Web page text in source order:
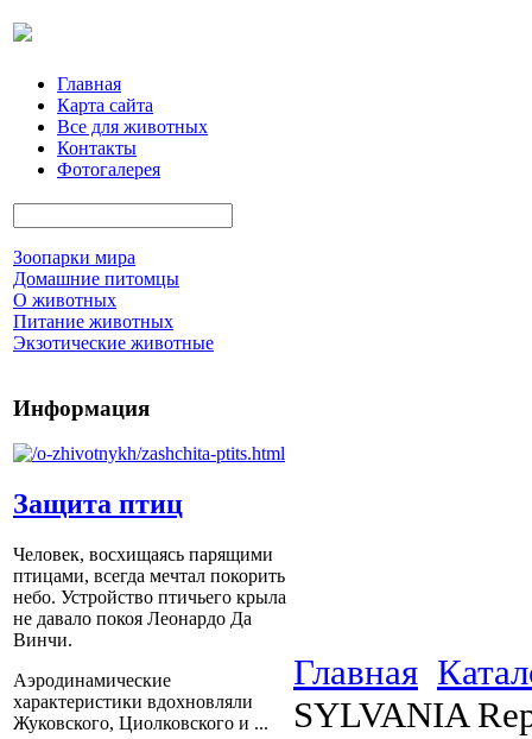
Главная
Карта сайта
Все для животных
Контакты
Фотогалерея
Зоопарки мира
Домашние питомцы
О животных
Питание животных
Экзотические животные
Информация
Защита птиц
Человек, восхищаясь парящими
птицами, всегда мечтал покорить
небо. Устройство птичьего крыла
не давало покоя Леонардо Да
Винчи.
Аэродинамические
характеристики вдохновляли
Жуковского, Циолковского и ...
Главная
SYLVANIA